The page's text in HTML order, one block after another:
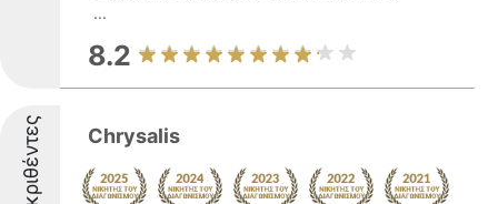
...
8.2
Διακριθέντες Chrysalis